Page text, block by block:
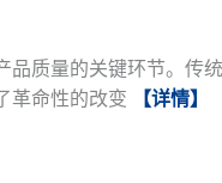
质量的关键环节。传
革命性的改变
【详情】